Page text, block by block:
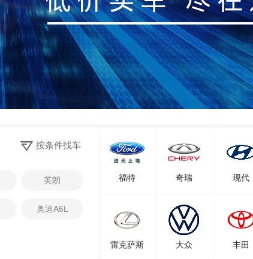
按条件找车
英朗
奥迪A6L
福特 奇瑞 现代
雷克萨斯 大众 丰田